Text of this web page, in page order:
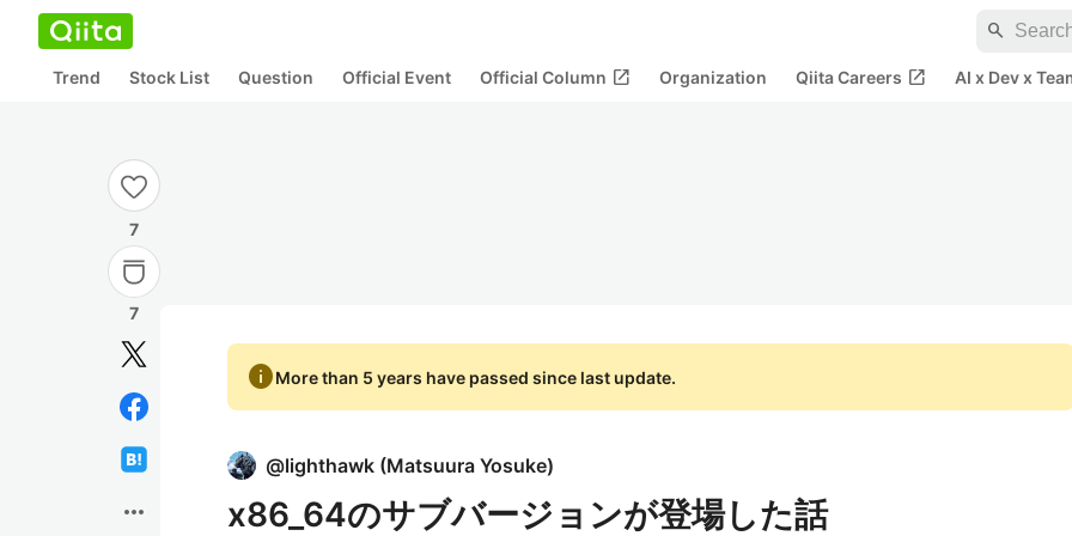
search
Trend Stock List Question Official Event Official Column open_in_new Organization Qiita Careers open_in_new AI x Dev x
7
7
more_horiz
infoMore than 5 years have passed since last update.
@lighthawk (Matsuura Yosuke)
x86_64のサブバージョンが登場した話